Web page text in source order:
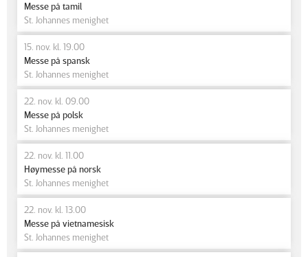
Messe på tamil
St. Johannes menighet
15. nov. kl. 19.00
Messe på spansk
St. Johannes menighet
22. nov. kl. 09.00
Messe på polsk
St. Johannes menighet
22. nov. kl. 11.00
Høymesse på norsk
St. Johannes menighet
22. nov. kl. 13.00
Messe på vietnamesisk
St. Johannes menighet